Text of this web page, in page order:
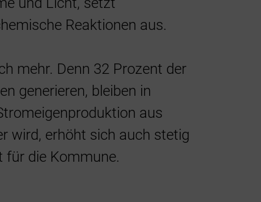
Reaktionen aus.
mehr. Denn 32 Prozent der
generieren, bleiben in
aus
wird, erhöht sich auch stetig
für die Kommune.